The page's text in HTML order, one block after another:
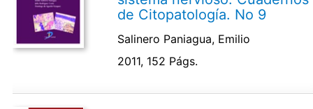
de Citopatología. No 9
Salinero Paniagua, Emilio
2011, 152 Págs.